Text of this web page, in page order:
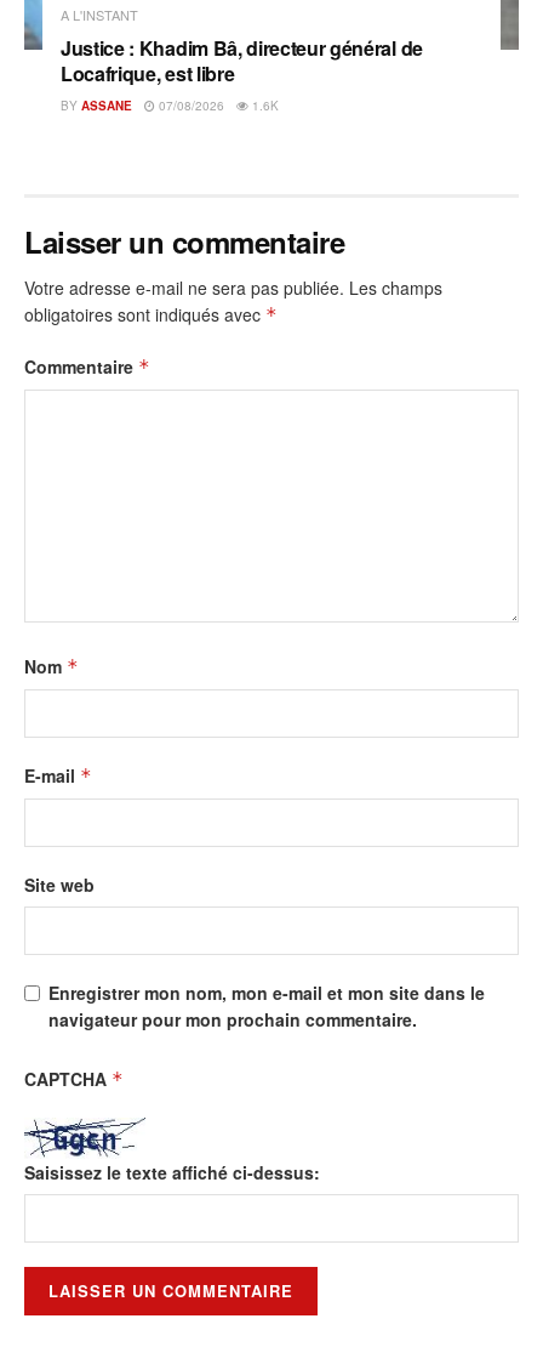
A L'INSTANT
Justice : Khadim Bâ, directeur général de
Locafrique, est libre
BY ASSANE 07/08/2026 1.6K
Laisser un commentaire
Votre adresse e-mail ne sera pas publiée. Les champs
obligatoires sont indiqués avec *
Commentaire *
Nom *
E-mail *
Site web
Enregistrer mon nom, mon e-mail et mon site dans le
navigateur pour mon prochain commentaire.
CAPTCHA *
Saisissez le texte affiché ci-dessus: